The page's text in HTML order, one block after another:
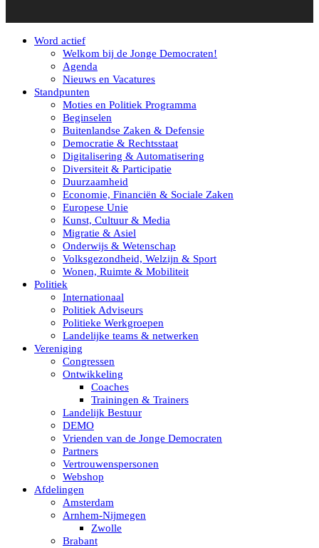
Word actief
Welkom bij de Jonge Democraten!
Agenda
Nieuws en Vacatures
Standpunten
Moties en Politiek Programma
Beginselen
Buitenlandse Zaken & Defensie
Democratie & Rechtsstaat
Digitalisering & Automatisering
Diversiteit & Participatie
Duurzaamheid
Economie, Financiën & Sociale Zaken
Europese Unie
Kunst, Cultuur & Media
Migratie & Asiel
Onderwijs & Wetenschap
Volksgezondheid, Welzijn & Sport
Wonen, Ruimte & Mobiliteit
Politiek
Internationaal
Politiek Adviseurs
Politieke Werkgroepen
Landelijke teams & netwerken
Vereniging
Congressen
Ontwikkeling
Coaches
Trainingen & Trainers
Landelijk Bestuur
DEMO
Vrienden van de Jonge Democraten
Partners
Vertrouwenspersonen
Webshop
Afdelingen
Amsterdam
Arnhem-Nijmegen
Zwolle
Brabant